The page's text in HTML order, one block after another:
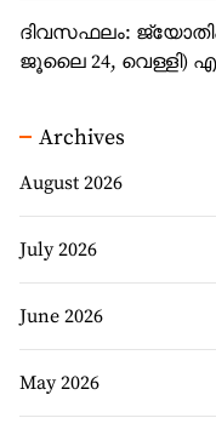
ദിവസഫലം:
ജൂലൈ 24, വെള്ളി)
Archives
August 2026
July 2026
June 2026
May 2026